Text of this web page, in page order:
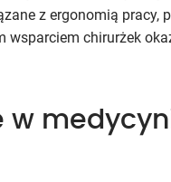
z ergonomią
wsparciem chirurżek
w